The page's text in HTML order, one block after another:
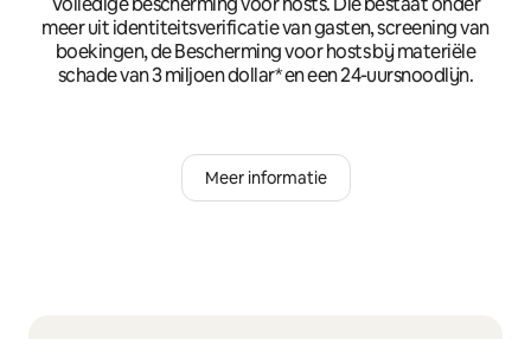
meer uit identiteitsverificatie van gasten, screening van
boekingen, de Bescherming voor hosts bij materiële
schade van 3 miljoen dollar* en een 24-uursnoodlijn.
Meer informatie